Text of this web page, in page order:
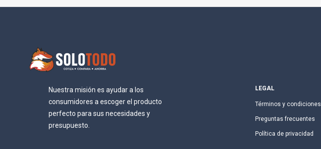
Nuestra misión es ayudar a los
consumidores a escoger el producto
perfecto para sus necesidades y
presupuesto.
LEGAL
Términos y condiciones
Preguntas frecuentes
Política de privacidad